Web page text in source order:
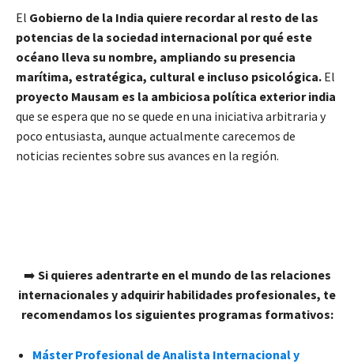
El Gobierno de la India quiere recordar al resto de las
potencias de la sociedad internacional por qué este
océano lleva su nombre, ampliando su presencia
marítima, estratégica, cultural e incluso psicológica. El
proyecto Mausam es la ambiciosa política exterior india
que se espera que no se quede en una iniciativa arbitraria y
poco entusiasta, aunque actualmente carecemos de
noticias recientes sobre sus avances en la región.
➡️ Si quieres adentrarte en el mundo de las relaciones
internacionales y adquirir habilidades profesionales, te
recomendamos los siguientes programas formativos:
Máster Profesional de Analista Internacional y